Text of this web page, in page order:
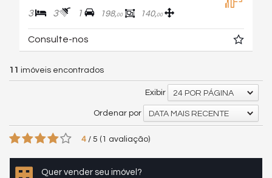
3 3 1 198,00 140,00
Consulte-nos
11 imóveis encontrados
Exibir 24 POR PÁGINA
Ordenar por DATA MAIS RECENTE
4 / 5 (1 avaliação)
Quer vender seu imóvel?